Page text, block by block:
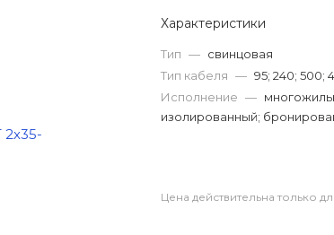
Характеристики
Тип — свинцовая
Тип кабеля — 95; 240; 500;
Исполнение —
изолированный;
Цена действительна только